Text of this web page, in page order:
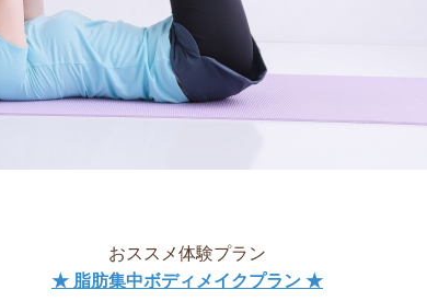
おススメ体験プラン
★ 脂肪集中ボディメイクプラン ★